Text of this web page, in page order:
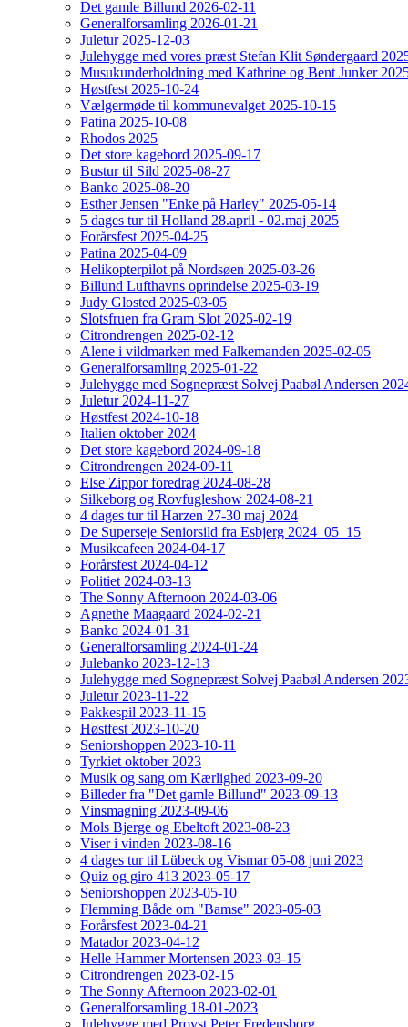
Det gamle Billund 2026-02-11
Generalforsamling 2026-01-21
Juletur 2025-12-03
Julehygge med vores præst Stefan Klit Søndergaard
Musukunderholdning med Kathrine og Bent Junker
Høstfest 2025-10-24
Vælgermøde til kommunevalget 2025-10-15
Patina 2025-10-08
Rhodos 2025
Det store kagebord 2025-09-17
Bustur til Sild 2025-08-27
Banko 2025-08-20
Esther Jensen "Enke på Harley" 2025-05-14
5 dages tur til Holland 28.april - 02.maj 2025
Forårsfest 2025-04-25
Patina 2025-04-09
Helikopterpilot på Nordsøen 2025-03-26
Billund Lufthavns oprindelse 2025-03-19
Judy Glosted 2025-03-05
Slotsfruen fra Gram Slot 2025-02-19
Citrondrengen 2025-02-12
Alene i vildmarken med Falkemanden 2025-02-05
Generalforsamling 2025-01-22
Julehygge med Sognepræst Solvej Paabøl Andersen
Juletur 2024-11-27
Høstfest 2024-10-18
Italien oktober 2024
Det store kagebord 2024-09-18
Citrondrengen 2024-09-11
Else Zippor foredrag 2024-08-28
Silkeborg og Rovfugleshow 2024-08-21
4 dages tur til Harzen 27-30 maj 2024
De Superseje Seniorsild fra Esbjerg 2024_05_15
Musikcafeen 2024-04-17
Forårsfest 2024-04-12
Politiet 2024-03-13
The Sonny Afternoon 2024-03-06
Agnethe Maagaard 2024-02-21
Banko 2024-01-31
Generalforsamling 2024-01-24
Julebanko 2023-12-13
Julehygge med Sognepræst Solvej Paabøl Andersen
Juletur 2023-11-22
Pakkespil 2023-11-15
Høstfest 2023-10-20
Seniorshoppen 2023-10-11
Tyrkiet oktober 2023
Musik og sang om Kærlighed 2023-09-20
Billeder fra "Det gamle Billund" 2023-09-13
Vinsmagning 2023-09-06
Mols Bjerge og Ebeltoft 2023-08-23
Viser i vinden 2023-08-16
4 dages tur til Lübeck og Vismar 05-08 juni 2023
Quiz og giro 413 2023-05-17
Seniorshoppen 2023-05-10
Flemming Både om "Bamse" 2023-05-03
Forårsfest 2023-04-21
Matador 2023-04-12
Helle Hammer Mortensen 2023-03-15
Citrondrengen 2023-02-15
The Sonny Afternoon 2023-02-01
Generalforsamling 18-01-2023
Julehygge med Provst Peter Fredensborg